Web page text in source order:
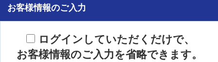
お客様情報のご入力
ログインしていただくだけで、
お客様情報のご入力を省略できます。